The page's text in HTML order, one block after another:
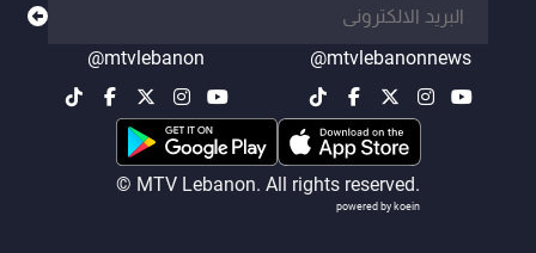
@mtvlebanonnews
@mtvlebanon
© MTV Lebanon. All rights reserved.
powered by koein